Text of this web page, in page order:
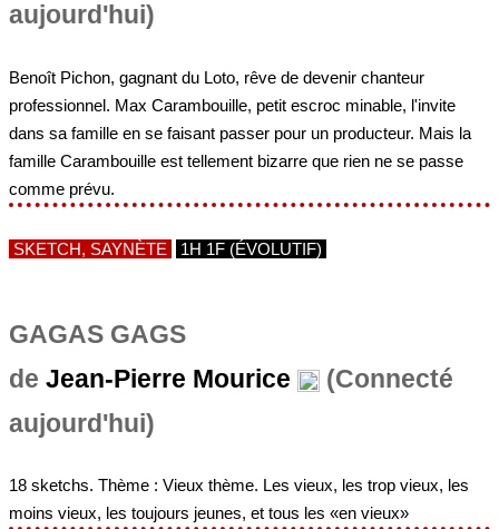
aujourd'hui)
Benoît Pichon, gagnant du Loto, rêve de devenir chanteur
professionnel. Max Carambouille, petit escroc minable, l'invite
dans sa famille en se faisant passer pour un producteur. Mais la
famille Carambouille est tellement bizarre que rien ne se passe
comme prévu.
SKETCH, SAYNÈTE 1H 1F (ÉVOLUTIF)
GAGAS GAGS
de Jean-Pierre Mourice
(Connecté
aujourd'hui)
18 sketchs. Thème : Vieux thème. Les vieux, les trop vieux, les
moins vieux, les toujours jeunes, et tous les «en vieux»